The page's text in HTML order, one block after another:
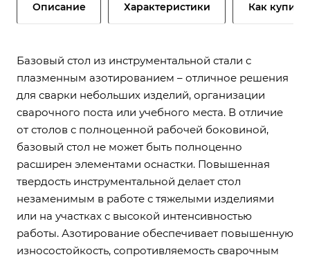
Описание Характеристики Как купить
Базовый стол из инструментальной стали с
плазменным азотированием – отличное решения
для сварки небольших изделий, организации
сварочного поста или учебного места. В отличие
от столов с полноценной рабочей боковиной,
базовый стол не может быть полноценно
расширен элементами оснастки. Повышенная
твердость инструментальной делает стол
незаменимым в работе с тяжелыми изделиями
или на участках с высокой интенсивностью
работы. Азотирование обеспечивает повышенную
износостойкость, сопротивляемость сварочным